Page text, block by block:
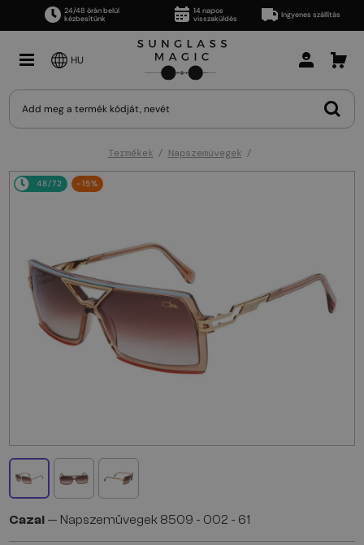
24/48 órán belül
kézbesítünk
14 napos
visszaküldés
Ingyenes szállítás
HU
Termékek Napszemüvegek
48/72 -15%
Cazal — Napszemüvegek 8509 - 002 - 61